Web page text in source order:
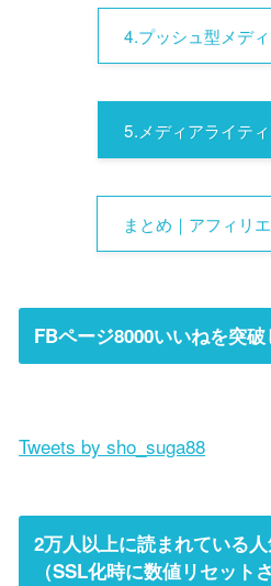
4.プッシュ型メデ
5.メディアライテ
まとめ｜アフィリ
FBページ8000いいねを突破
Tweets by sho_suga88
2万人以上に読まれている
（SSL化時に数値リセット